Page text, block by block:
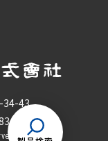
34-43
5814